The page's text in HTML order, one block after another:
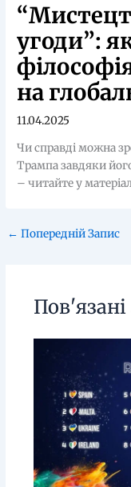
угоди”:
на
11.04.2025
Чи справді можна
Трампа завдяки
– читайте у
← Попередній Запис